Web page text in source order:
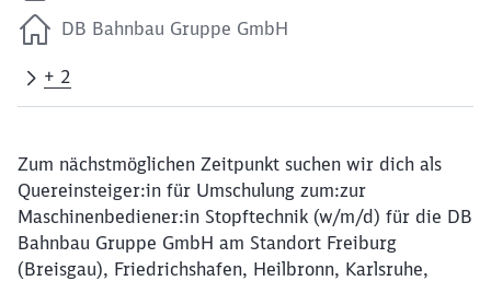
DB Bahnbau Gruppe GmbH
+ 2
Zum nächstmöglichen Zeitpunkt suchen wir dich als
Quereinsteiger:in für Umschulung zum:zur
Maschinenbediener:in Stopftechnik (w/m/d) für die DB
Bahnbau Gruppe GmbH am Standort Freiburg
(Breisgau), Friedrichshafen, Heilbronn, Karlsruhe,